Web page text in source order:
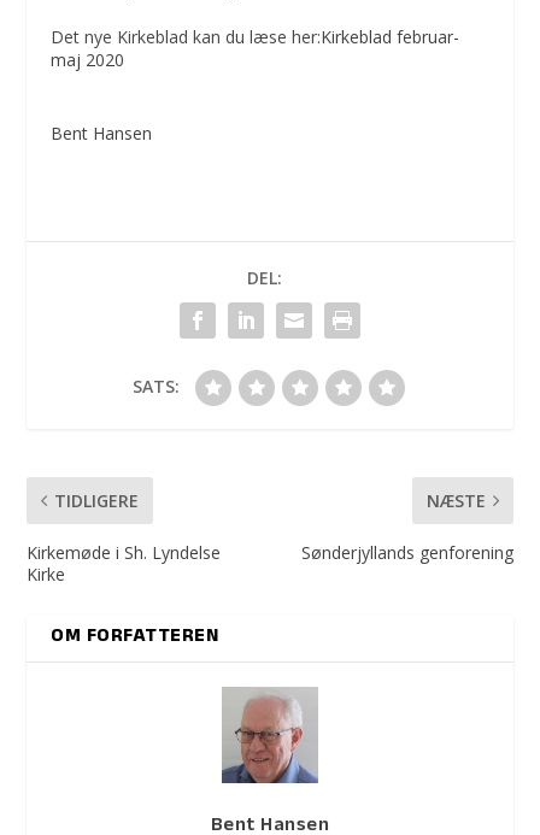
Det nye Kirkeblad kan du læse her:Kirkeblad februar-
maj 2020
Bent Hansen
DEL:
SATS:
TIDLIGERE
Kirkemøde i Sh. Lyndelse
Kirke
NÆSTE
Sønderjyllands genforening
OM FORFATTEREN
Bent Hansen